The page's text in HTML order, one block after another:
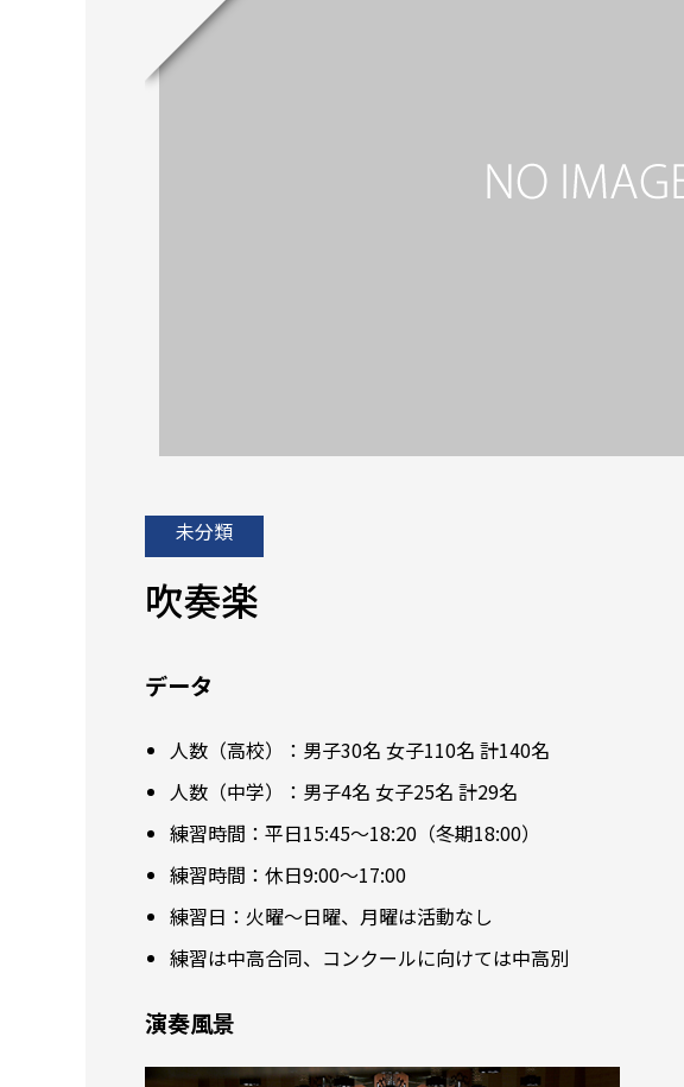
未分類
吹奏楽
データ
人数（高校）：男子30名 女子110名 計140名
人数（中学）：男子4名 女子25名 計29名
練習時間：平日15:45～18:20（冬期18:00）
練習時間：休日9:00～17:00
練習日：火曜～日曜、月曜は活動なし
練習は中高合同、コンクールに向けては中高別
演奏風景